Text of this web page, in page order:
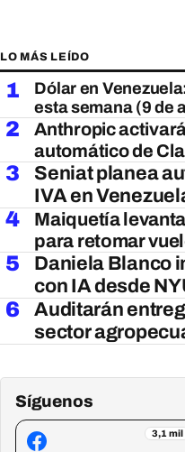
LO MÁS LEÍDO
1
Dólar en
esta semana (9 de
2
Anthropic
automático de
3
Seniat planea
IVA en
4
Maiquetía
para retomar
5
Daniela Blanco
con IA desde
6
Auditarán
sector
Síguenos
3,1 mil